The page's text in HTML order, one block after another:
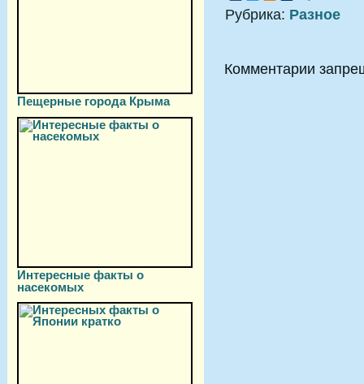
Пещерные города Крыма
Интересные факты о
насекомых
Рубрика: Разное
Комментарии